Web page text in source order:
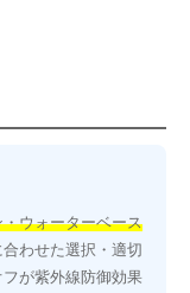
ウォーターベース
合わせた選択・適切
が紫外線防御効果